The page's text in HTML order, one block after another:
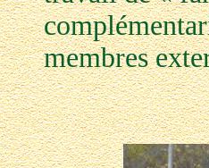
membres